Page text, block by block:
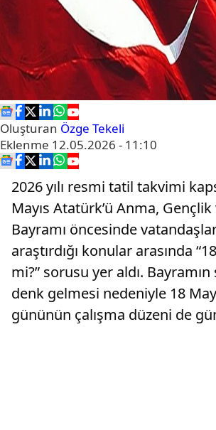
Oluşturan Özge Tekeli
Eklenme 12.05.2026 - 11:10
2026 yılı resmi tatil takvimi
Mayıs Atatürk’ü Anma,
Bayramı öncesinde
araştırdığı konular arasında
mi?” sorusu yer aldı. Bayramın
denk gelmesi nedeniyle 18
gününün çalışma düzeni de